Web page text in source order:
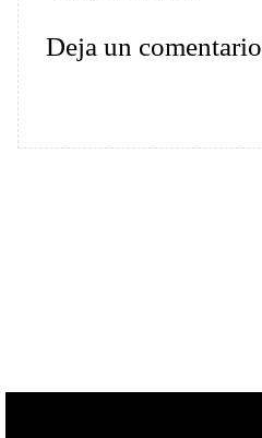
Deja un comentario